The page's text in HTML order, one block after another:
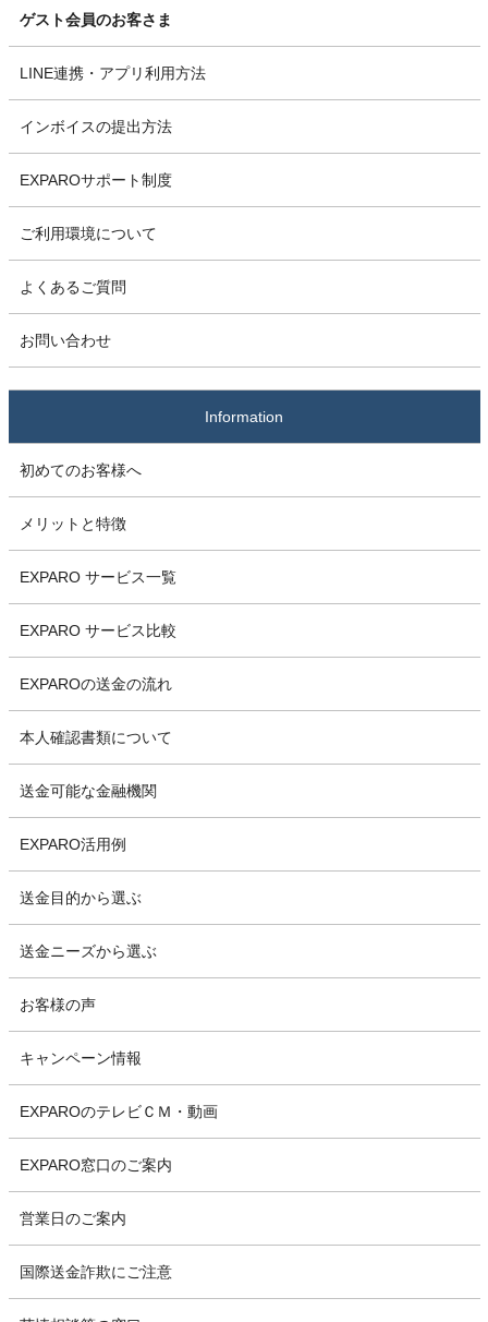
ゲスト会員のお客さま
LINE連携・アプリ利用方法
インボイスの提出方法
EXPAROサポート制度
ご利用環境について
よくあるご質問
お問い合わせ
Information
初めてのお客様へ
メリットと特徴
EXPARO サービス一覧
EXPARO サービス比較
EXPAROの送金の流れ
本人確認書類について
送金可能な金融機関
EXPARO活用例
送金目的から選ぶ
送金ニーズから選ぶ
お客様の声
キャンペーン情報
EXPAROのテレビＣＭ・動画
EXPARO窓口のご案内
営業日のご案内
国際送金詐欺にご注意